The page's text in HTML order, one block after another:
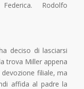
Rodolfo
deciso di lasciarsi
trova Miller appena
filiale, ma
affida al padre la